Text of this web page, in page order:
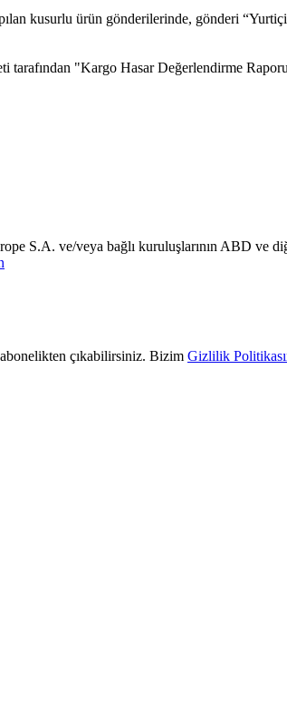
kusurlu ürün gönderilerinde, gönderi
tarafından "Kargo Hasar Değerlendirme
S.A. ve/veya bağlı kuruluşlarının ABD ve
çıkabilirsiniz. Bizim Gizlilik